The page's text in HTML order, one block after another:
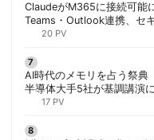
ClaudeがM365に接続可能
Teams・Outlook連携、セ
胡田昌彦
20 PV
AI時代のメモリを占う祭
半導体大手5社が基調講演
17 PV